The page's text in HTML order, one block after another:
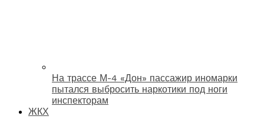
На трассе М-4 «Дон» пассажир иномарки
пытался выбросить наркотики под ноги
инспекторам
ЖКХ